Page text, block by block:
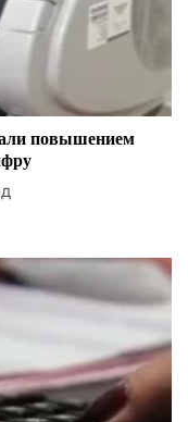
повышением